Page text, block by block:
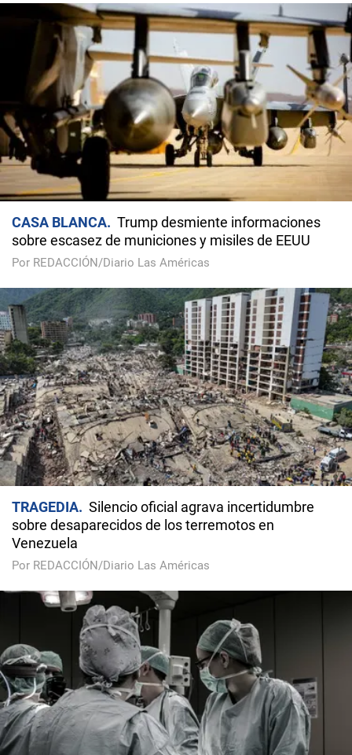
CASA BLANCA
Trump desmiente informaciones
sobre escasez de municiones y misiles de EEUU
Por REDACCIÓN/Diario Las Américas
TRAGEDIA
Silencio oficial agrava incertidumbre
sobre desaparecidos de los terremotos en
Venezuela
Por REDACCIÓN/Diario Las Américas